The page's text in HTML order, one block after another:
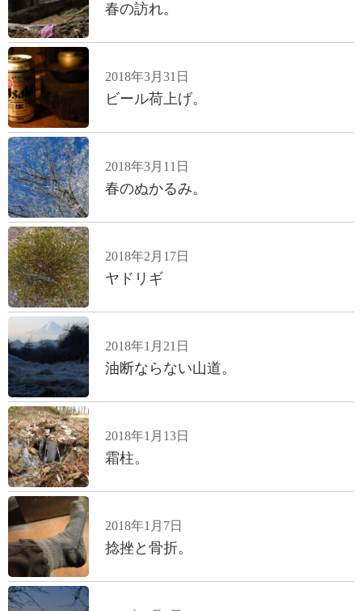
春の訪れ。
2018年3月31日
ビール荷上げ。
2018年3月11日
春のぬかるみ。
2018年2月17日
ヤドリギ
2018年1月21日
油断ならない山道。
2018年1月13日
霜柱。
2018年1月7日
捻挫と骨折。